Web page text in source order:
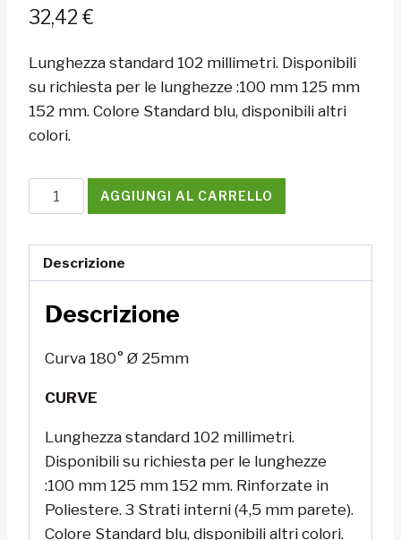
32,42 €
Lunghezza standard 102 millimetri. Disponibili
su richiesta per le lunghezze :100 mm 125 mm
152 mm. Colore Standard blu, disponibili altri
colori.
Curva
180°
25mm
quantità
AGGIUNGI AL CARRELLO
Descrizione
Descrizione
Curva 180° Ø 25mm
CURVE
Lunghezza standard 102 millimetri.
Disponibili su richiesta per le lunghezze
:100 mm 125 mm 152 mm. Rinforzate in
Poliestere. 3 Strati interni (4,5 mm parete).
Colore Standard blu, disponibili altri colori.